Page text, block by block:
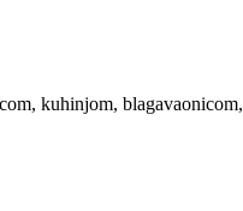
kuhinjom,